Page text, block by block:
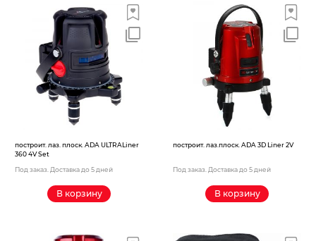
построит. лаз. плоск. ADA ULTRALiner
360 4V Set
Под заказ. Доставка до 5 дней
В корзину
построит. лаз.плоск. ADA 3D Liner 2V
Под заказ. Доставка до 5 дней
В корзину